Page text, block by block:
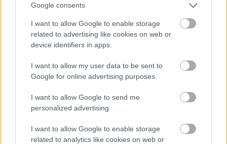
Google consents
I want to allow Google to enable storage
related to advertising like cookies on web or
device identifiers in apps.
I want to allow my user data to be sent to
Google for online advertising purposes.
I want to allow Google to send me
personalized advertising.
I want to allow Google to enable storage
related to analytics like cookies on web or
millones en los últimos 7 días.
Pese a la tendencia bajista, hay
futbolistas que aumentaron su
Mikel Oyarzabal. Repasamos los
cinco ganadores de valor de la
Levante: Melero entrena parcialmente con el grupo